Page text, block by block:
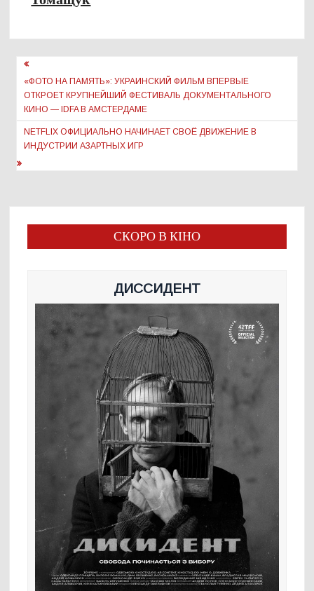
Навигация
по
записям
«ФОТО НА ПАМЯТЬ»: УКРАИНСКИЙ ФИЛЬМ ВПЕРВЫЕ
ОТКРОЕТ КРУПНЕЙШИЙ ФЕСТИВАЛЬ ДОКУМЕНТАЛЬНОГО
КИНО — IDFA В АМСТЕРДАМЕ
NETFLIX ОФИЦИАЛЬНО НАЧИНАЕТ СВОЁ ДВИЖЕНИЕ В
ИНДУСТРИИ АЗАРТНЫХ ИГР
СКОРО В КІНО
ДИССИДЕНТ